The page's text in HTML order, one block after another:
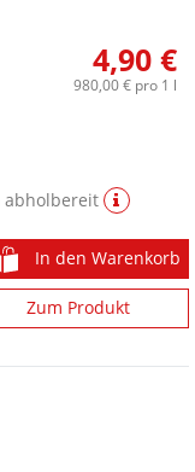
4,90 €
980,00 €pro 1 l
abholbereit
In den Warenkorb
Zum Produkt